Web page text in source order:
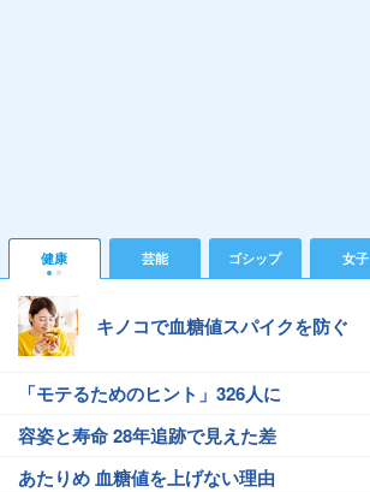
健康 芸能 ゴシップ 女子
キノコで血糖値スパイクを防ぐ
「モテるためのヒント」326人に
容姿と寿命 28年追跡で見えた差
あたりめ 血糖値を上げない理由